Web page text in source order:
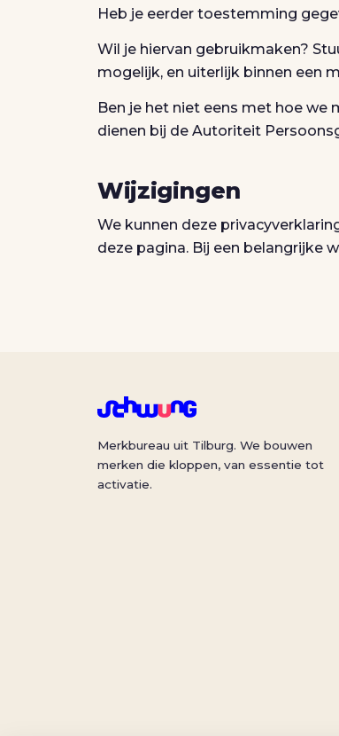
Heb je eerder toestemming
Wil je hiervan gebruikmaken?
mogelijk, en uiterlijk binnen een
Ben je het niet eens met hoe we
dienen bij de Autoriteit
Wijzigingen
We kunnen deze
deze pagina. Bij een belangrijke
Merkbureau uit Tilburg. We bouwen
merken die kloppen, van essentie tot
activatie.